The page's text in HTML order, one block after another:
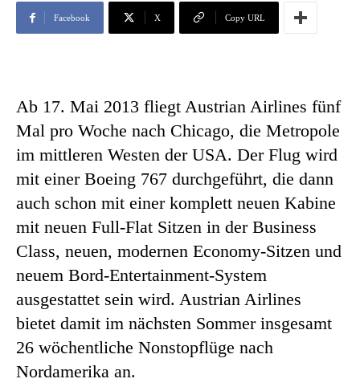
Facebook X Copy URL
Ab 17. Mai 2013 fliegt Austrian Airlines fünf
Mal pro Woche nach Chicago, die Metropole
im mittleren Westen der USA. Der Flug wird
mit einer Boeing 767 durchgeführt, die dann
auch schon mit einer komplett neuen Kabine
mit neuen Full-Flat Sitzen in der Business
Class, neuen, modernen Economy-Sitzen und
neuem Bord-Entertainment-System
ausgestattet sein wird. Austrian Airlines
bietet damit im nächsten Sommer insgesamt
26 wöchentliche Nonstopflüge nach
Nordamerika an.